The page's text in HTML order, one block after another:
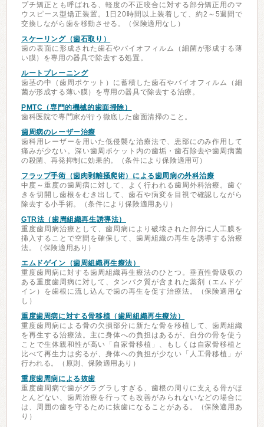
プチ矯正とも呼ばれる、軽度の不正咬合に対する部分矯正用のマ
ウスピース型矯正装置。1日20時間以上装着して、約2～5週間で
交換しながら歯を移動させる。（保険適用なし）
スケーリング（歯石取り）
歯の表面に形成された歯石やバイオフィルム（細菌が形成する薄
い膜）を専用の器具で除去する処置。
ルートプレーニング
歯茎の中（歯周ポケット）に蓄積した歯石やバイオフィルム（細
菌が形成する薄い膜）を専用の器具で除去する治療。
PMTC（専門的機械的歯面掃除）
歯科医院で専門家が行う徹底した歯面清掃のこと。
歯周病のレーザー治療
歯科用レーザーを用いた低侵襲な治療法で、患部にのみ作用して
痛みが少ない。深い歯周ポケット内の歯垢・歯石除去や歯周病菌
の殺菌、再発抑制に効果的。（条件により保険適用可）
フラップ手術（歯肉剥離掻爬術）による歯周病の外科治療
中度～重度の歯周病に対して、よく行われる歯周外科治療。歯ぐ
きを切開し歯根をむき出して、歯石や病変を目視で確認しながら
除去する小手術。（条件により保険適用あり）
GTR法（歯周組織再生誘導法）
重度歯周病治療として、歯周病により破壊された部分に人工膜を
挿入することで空間を確保して、歯周組織の再生を誘導する治療
法。（保険適用あり）
エムドゲイン（歯周組織再生療法）
重度歯周病に対する歯周組織再生療法のひとつ。垂直性骨吸収の
ある重度歯周病に対して、タンパク質が含まれた薬剤（エムドゲ
イン）を歯根に流し込んで歯の再生を促す治療法。（保険適用な
し）
重度歯周病に対する骨移植（歯周組織再生療法）
重度歯周病による骨の欠損部分に新たな骨を移植して、歯周組織
を再生する治療法。主に身体への負担はあるが、自分の骨を使う
ことで生体親和性が高い「自家骨移植」、もしくは自家骨移植と
比べて再生力は劣るが、身体への負担が少ない「人工骨移植」が
行われる。（原則、保険適用あり）
重度歯周病による抜歯
重度歯周病で歯がグラグラしすぎる、歯根の周りに支える骨がほ
とんどない、歯周治療を行っても改善がみられないなどの場合に
は、周囲の歯を守るために抜歯になることがある。（保険適用あ
り）